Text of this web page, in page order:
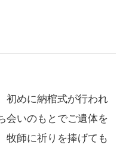
初めに納棺式が行われ
会いのもとでご遺体を
牧師に祈りを捧げても